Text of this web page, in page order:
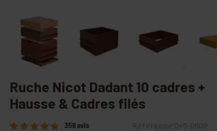
Ruche Nicot Dadant 10 cadres +
Hausse & Cadres filés
359 avis Référence 040-0600